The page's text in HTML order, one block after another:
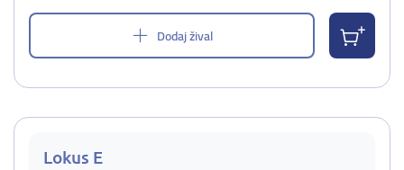
Dodaj žival
Lokus E